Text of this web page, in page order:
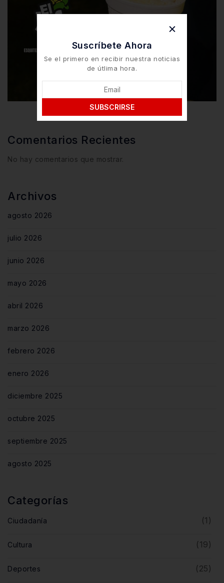
Comentarios Recientes
No hay comentarios que mostrar.
Archivos
agosto 2026
julio 2026
junio 2026
mayo 2026
abril 2026
marzo 2026
febrero 2026
enero 2026
diciembre 2025
octubre 2025
septiembre 2025
agosto 2025
Categorías
Ciudadanía (1)
Cultura (19)
Deportes (25)
Suscríbete Ahora
Se el primero en recibir nuestra noticias
de útlima hora.
SUBSCRIRSE